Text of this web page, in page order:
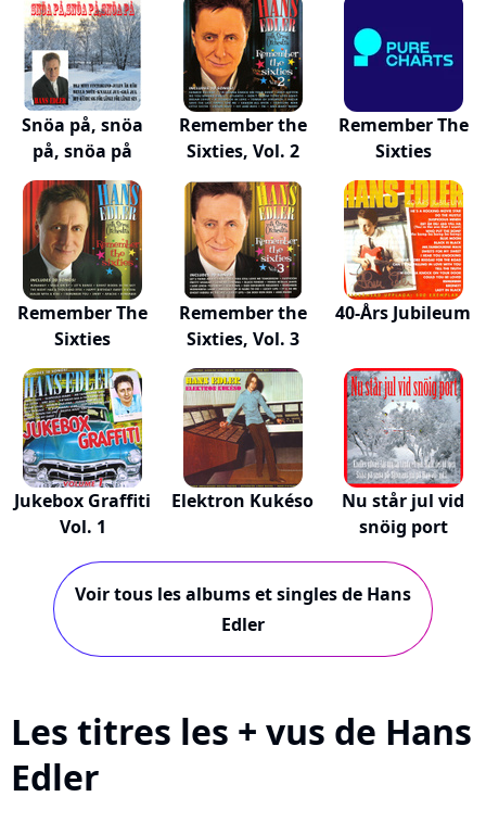
Snöa på, snöa
på, snöa på
Remember the
Sixties, Vol. 2
Remember The
Sixties
Remember The
Sixties
Remember the
Sixties, Vol. 3
40-Års Jubileum
Jukebox Graffiti
Vol. 1
Elektron Kukéso
Nu står jul vid
snöig port
Voir tous les albums et singles de Hans
Edler
Les titres les + vus de Hans
Edler